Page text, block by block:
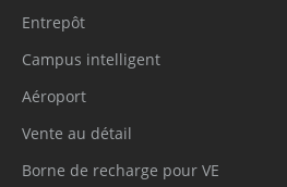
Entrepôt
Campus intelligent
Aéroport
Vente au détail
Borne de recharge pour VE